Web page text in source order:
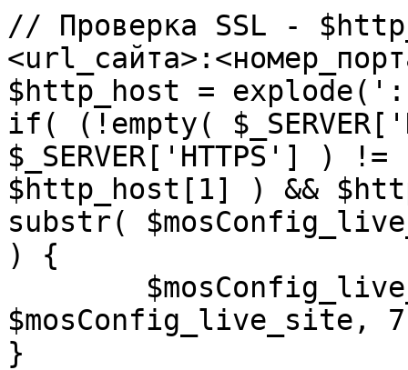
// Проверка SSL -
$http_host = explode(':',
if( (!empty(
$_SERVER['HTTPS']
$http_host[1] ) &&
substr(
) {
$mosConfig_live_site,
}